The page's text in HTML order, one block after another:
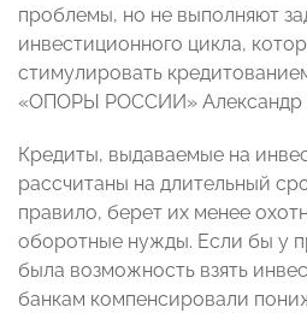
проблемы, но не выполняют
инвестиционного цикла,
стимулировать
«ОПОРЫ РОССИИ» Александр
Кредиты, выдаваемые на
рассчитаны на длительный
правило, берет их менее
оборотные нужды. Если бы у
была возможность взять
банкам компенсировали